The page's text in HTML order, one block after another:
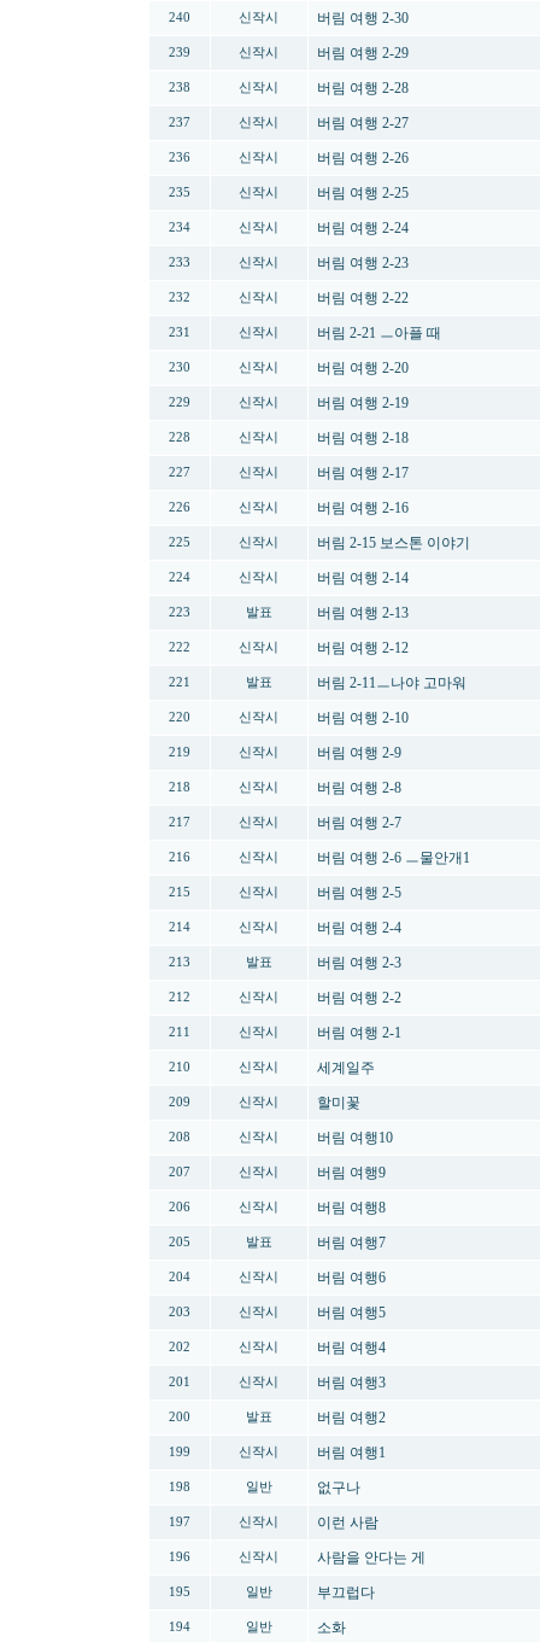
240 신작시 버림 여행 2-30
239 신작시 버림 여행 2-29
238 신작시 버림 여행 2-28
237 신작시 버림 여행 2-27
236 신작시 버림 여행 2-26
235 신작시 버림 여행 2-25
234 신작시 버림 여행 2-24
233 신작시 버림 여행 2-23
232 신작시 버림 여행 2-22
231 신작시 버림 2-21 ㅡ아플 때
230 신작시 버림 여행 2-20
229 신작시 버림 여행 2-19
228 신작시 버림 여행 2-18
227 신작시 버림 여행 2-17
226 신작시 버림 여행 2-16
225 신작시 버림 2-15 보스톤 이야기
224 신작시 버림 여행 2-14
223 발표 버림 여행 2-13
222 신작시 버림 여행 2-12
221 발표 버림 2-11ㅡ나야 고마워
220 신작시 버림 여행 2-10
219 신작시 버림 여행 2-9
218 신작시 버림 여행 2-8
217 신작시 버림 여행 2-7
216 신작시 버림 여행 2-6 ㅡ물안개1
215 신작시 버림 여행 2-5
214 신작시 버림 여행 2-4
213 발표 버림 여행 2-3
212 신작시 버림 여행 2-2
211 신작시 버림 여행 2-1
210 신작시 세계일주
209 신작시 할미꽃
208 신작시 버림 여행10
207 신작시 버림 여행9
206 신작시 버림 여행8
205 발표 버림 여행7
204 신작시 버림 여행6
203 신작시 버림 여행5
202 신작시 버림 여행4
201 신작시 버림 여행3
200 발표 버림 여행2
199 신작시 버림 여행1
198 일반 없구나
197 신작시 이런 사람
196 신작시 사람을 안다는 게
195 일반 부끄럽다
194 일반 소화